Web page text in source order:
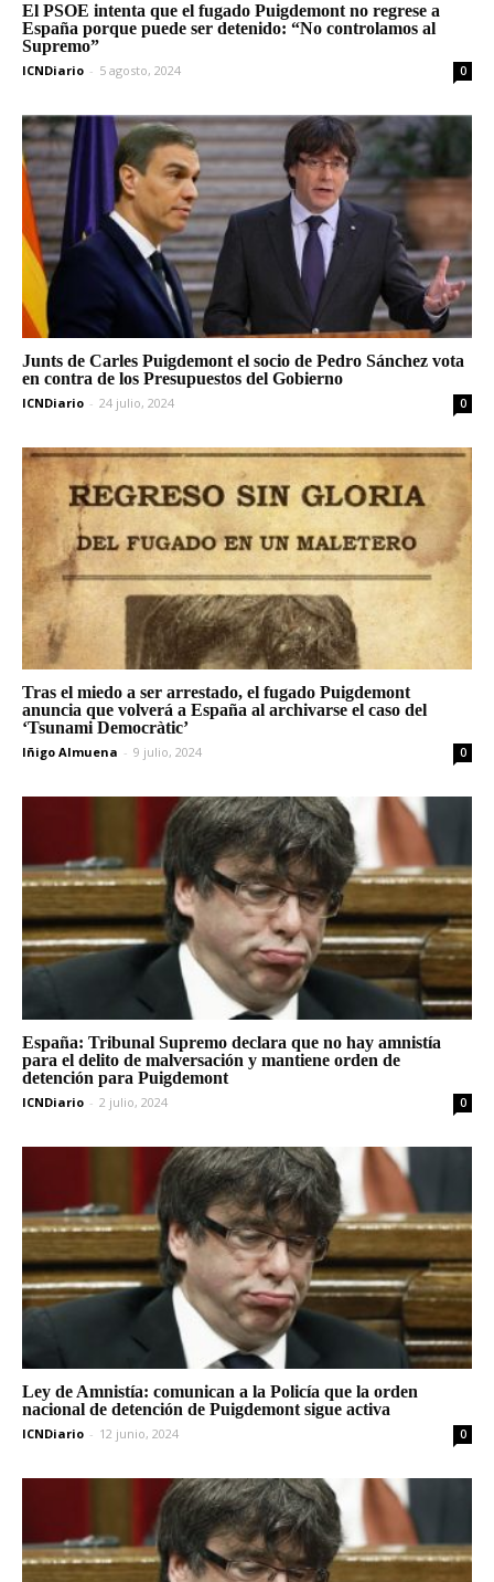
El PSOE intenta que el fugado Puigdemont no regrese a
España porque puede ser detenido: “No controlamos al
Supremo”
ICNDiario - 5 agosto, 2024 0
Junts de Carles Puigdemont el socio de Pedro Sánchez vota
en contra de los Presupuestos del Gobierno
ICNDiario - 24 julio, 2024 0
Tras el miedo a ser arrestado, el fugado Puigdemont
anuncia que volverá a España al archivarse el caso del
‘Tsunami Democràtic’
Iñigo Almuena - 9 julio, 2024 0
España: Tribunal Supremo declara que no hay amnistía
para el delito de malversación y mantiene orden de
detención para Puigdemont
ICNDiario - 2 julio, 2024 0
Ley de Amnistía: comunican a la Policía que la orden
nacional de detención de Puigdemont sigue activa
ICNDiario - 12 junio, 2024 0